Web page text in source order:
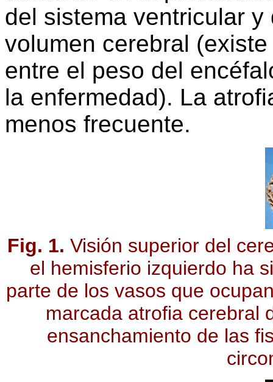
del sistema ventricular
volumen cerebral
entre el peso del
la enfermedad). La
menos frecuente.
Fig. 1. Visión superior del
el hemisferio izquierdo ha
parte de los vasos que
marcada atrofia cerebral
ensanchamiento de las